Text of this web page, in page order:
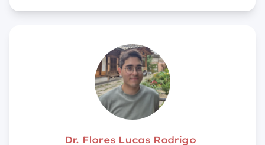
Dr. Flores Lucas Rodrigo